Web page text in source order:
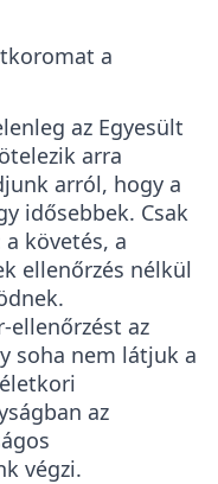
a
az Egyesült
arra
arról, hogy a
idősebbek. Csak
követés, a
ellenőrzés nélkül
ellenőrzést az
soha nem látjuk a
az
végzi.